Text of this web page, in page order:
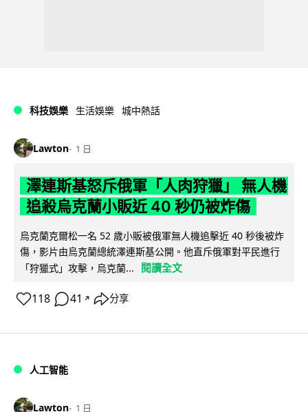
科技娛樂 生活娛樂 城中熱話
Lawton 1 日
澤連斯基怒斥俄軍「人肉狩獵」 無人機
追殺烏克蘭小販近 40 秒仍被炸傷
烏克蘭克爾松一名 52 歲小販被俄軍無人機追擊近 40 秒後被炸
傷，影片由烏克蘭總統澤連斯基公開。他直斥俄軍對平民進行
「狩獵式」攻擊，烏克蘭...
閱讀全文
118 41 ↗ 分享
人工智能
Lawton 1 日